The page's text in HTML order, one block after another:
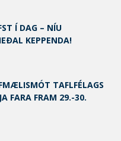
Í DAG – NÍU
KEPPENDA!
TAFLFÉLAGS
FARA FRAM 29.-30.